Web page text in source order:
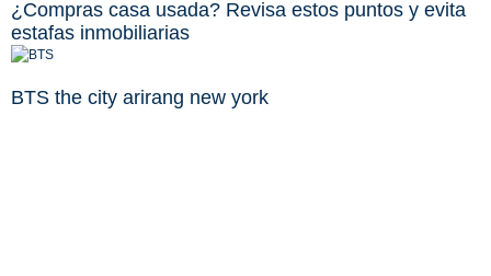
¿Compras casa usada? Revisa estos puntos y evita
estafas inmobiliarias
BTS the city arirang new york